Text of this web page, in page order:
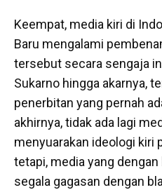
Keempat, media kiri di
Baru mengalami
tersebut secara sengaja
Sukarno hingga akarnya,
penerbitan yang pernah
akhirnya, tidak ada lagi
menyuarakan ideologi kiri
tetapi, media yang
segala gagasan dengan